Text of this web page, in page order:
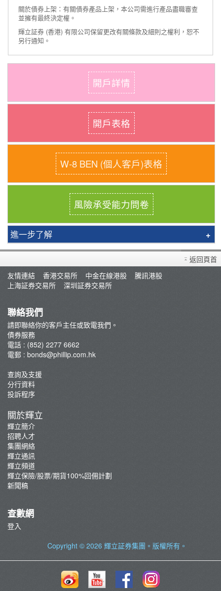
關於債券上架：有關債券產品上架，本公司需進行產品盡職審查
並擁有最終決定權。
輝立証券 (香港) 有限公司保留更改有關條款及細則之權利，恕不
另行通知。
開戶詳情
開戶表格
W-8 BEN (個人客戶)表格
風險承受能力問卷
進一步了解
美國國債：低門檻高流通 可作融資抵押
買賣流程
債券教室
債券孳息率計算機
債券融資抽新股(IPO)：債息照收 新股照抽
返回頁首
友情連結
香港交易所 中金在線港股
騰訊港股
上海証券交易所
深圳証券交易所
聯絡我們
請即聯絡你的客戶主任或致電我們。
債券服務
電話 : (852) 2277 6662
電郵 : bonds@phillip.com.hk
查詢及支援
分行資料
投訴程序
關於輝立
輝立簡介
招聘人才
集團網絡
輝立通訊
輝立頻道
輝立保險/股票/期貨100%回佣計劃
新聞稿
查數網
登入
Copyright © 2026 輝立証券集團 。版權所有。